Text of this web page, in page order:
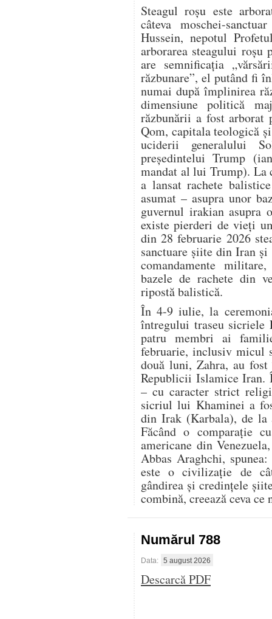
Steagul roșu este
câteva moschei-
Hussein, nepotul
arborarea steagului roșu
are semnificația
răzbunare”, el putând fi
numai după împlinirea
dimensiune politică
răzbunării a fost arborat
Qom, capitala teologică
uciderii generalului
președintelui Trump
mandat al lui Trump). La
a lansat rachete
asumat – asupra unor
guvernul irakian asupra
existe pierderi de vieți
din 28 februarie 2026
sanctuare șiite din Iran
comandamente
bazele de rachete din
ripostă balistică.
În 4-9 iulie, la
întregului traseu
patru membri ai
februarie, inclusiv micul
două luni, Zahra, au
Republicii Islamice Iran.
– cu caracter strict
sicriul lui Khaminei a
din Irak (Karbala), de
Făcând o comparație
americane din
Abbas Araghchi,
este o civilizație de
gândirea și credințele
combină, creează ceva
Numărul 788
Data: 5 august 2026
Descarcă PDF